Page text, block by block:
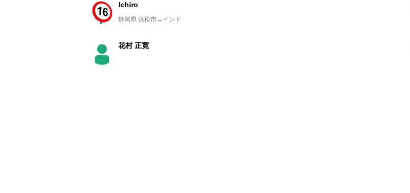
Ichiro
静岡県 浜松市→インド
花村 正寛